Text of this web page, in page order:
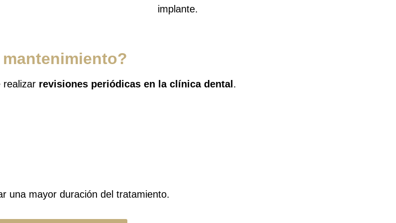
implante.
realizar revisiones periódicas en la clínica dental .
una mayor duración del tratamiento.